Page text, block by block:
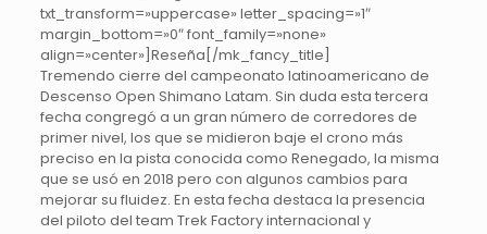
txt_transform=»uppercase» letter_spacing=»1″
margin_bottom=»0″ font_family=»none»
align=»center»]Reseña[/mk_fancy_title]
Tremendo cierre del campeonato latinoamericano de
Descenso Open Shimano Latam. Sin duda esta tercera
fecha congregó a un gran número de corredores de
primer nivel, los que se midieron baje el crono más
preciso en la pista conocida como Renegado, la misma
que se usó en 2018 pero con algunos cambios para
mejorar su fluidez. En esta fecha destaca la presencia
del piloto del team Trek Factory internacional y